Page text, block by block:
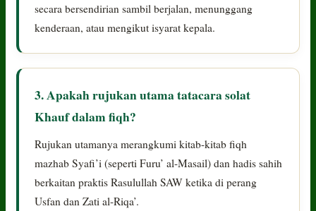
secara bersendirian sambil berjalan, menunggang
kenderaan, atau mengikut isyarat kepala.
3. Apakah rujukan utama tatacara solat
Khauf dalam fiqh?
Rujukan utamanya merangkumi kitab-kitab fiqh
mazhab Syafi’i (seperti Furu’ al-Masail) dan hadis sahih
berkaitan praktis Rasulullah SAW ketika di perang
Usfan dan Zati al-Riqa’.